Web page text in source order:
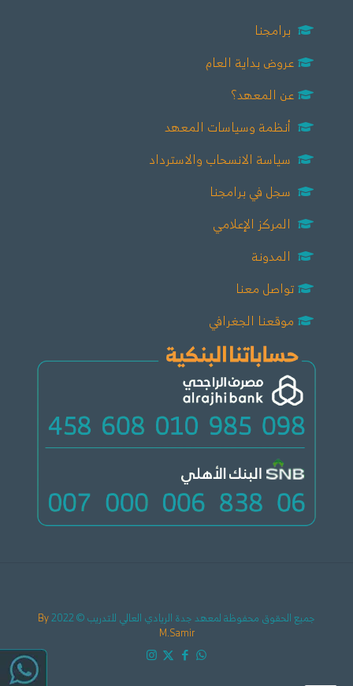
برامجنا
عروض بداية العام
عن المعهد؟
أنظمة وسياسات المعهد
سياسة الانسحاب والاسترداد
سجل في برامجنا
المركز الإعلامي
المدونة
تواصل معنا
موقعنا الجغرافي
جميع الحقوق محفوظة لمعهد جدة الريادي العالي للتدريب © 2022
By
M.Samir